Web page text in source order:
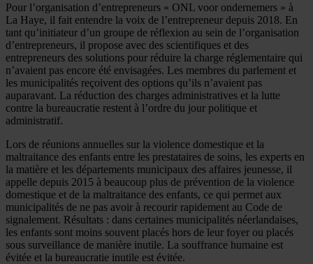
Pour l’organisation d’entrepreneurs « ONL voor ondernemers » à
La Haye, il fait entendre la voix de l’entrepreneur depuis 2018. En
tant qu’initiateur d’un groupe de réflexion au sein de l’organisation
d’entrepreneurs, il propose avec des scientifiques et des
entrepreneurs des solutions pour réduire la charge réglementaire qui
n’avaient pas encore été envisagées. Les membres du parlement et
les municipalités reçoivent des options qu’ils n’avaient pas
auparavant. La réduction des charges administratives et la lutte
contre la bureaucratie restent à l’ordre du jour politique et
administratif.
Lors de réunions annuelles sur la violence domestique et la
maltraitance des enfants entre les prestataires de soins, les experts en
la matière et les départements municipaux des affaires jeunesse, il
appelle depuis 2015 à beaucoup plus de prévention de la violence
domestique et de la maltraitance des enfants, ce qui permet aux
municipalités de ne pas avoir à recourir rapidement au Code de
signalement. Résultats : dans certaines municipalités néerlandaises,
les enfants sont moins souvent placés hors de leur foyer ou placés
sous surveillance de manière inutile. La souffrance humaine est
évitée et la bureaucratie inutile est évitée.